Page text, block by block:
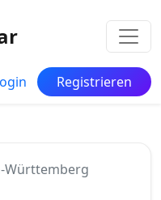
Registrieren
Württemberg